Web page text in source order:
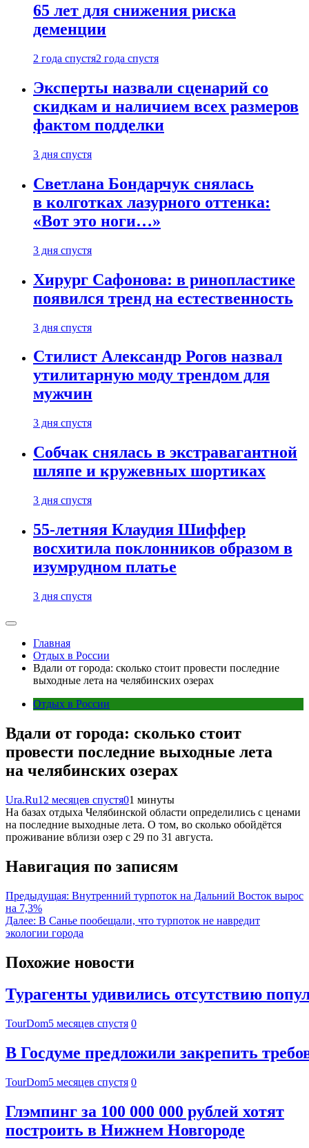
65 лет для снижения риска
деменции
2 года спустя2 года спустя
Эксперты назвали сценарий со
скидкам и наличием всех размеров
фактом подделки
3 дня спустя
Светлана Бондарчук снялась
в колготках лазурного оттенка:
«Вот это ноги…»
3 дня спустя
Хирург Сафонова: в ринопластике
появился тренд на естественность
3 дня спустя
Стилист Александр Рогов назвал
утилитарную моду трендом для
мужчин
3 дня спустя
Собчак снялась в экстравагантной
шляпе и кружевных шортиках
3 дня спустя
55-летняя Клаудия Шиффер
восхитила поклонников образом в
изумрудном платье
3 дня спустя
Главная
Отдых в России
Вдали от города: сколько стоит провести последние
выходные лета на челябинских озерах
Отдых в России
Вдали от города: сколько стоит
провести последние выходные лета
на челябинских озерах
Ura.Ru12 месяцев спустя01 минуты
На базах отдыха Челябинской области определились с ценами
на последние выходные лета. О том, во сколько обойдётся
проживание вблизи озер с 29 по 31 августа.
Навигация по записям
Предыдущая: Внутренний турпоток на Дальний Восток вырос
на 7,3%
Далее: В Санье пообещали, что турпоток не навредит
экологии города
Похожие новости
Турагенты удивились отсутствию
TourDom5 месяцев спустя 0
В Госдуме предложили закрепить
TourDom5 месяцев спустя 0
Глэмпинг за 100 000 000 рублей хотят
построить в Нижнем Новгороде